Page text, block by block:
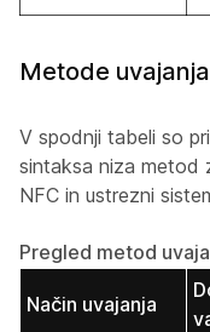
Metode
V spodnji tabeli so
sintaksa niza metod
NFC in ustrezni
Pregled metod
Način uvajanja